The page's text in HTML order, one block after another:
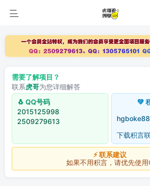
需要了解项目？
联系虎哥为您详细解答
🐧 QQ号码
2015125998
2509279613
💚 积
下载积言
⚡ 联系建议
如果不用积言，请优先使用